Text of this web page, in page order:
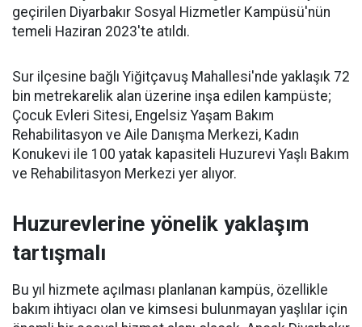
geçirilen Diyarbakır Sosyal Hizmetler Kampüsü'nün
temeli Haziran 2023'te atıldı.
Sur ilçesine bağlı Yiğitçavuş Mahallesi'nde yaklaşık 72
bin metrekarelik alan üzerine inşa edilen kampüste;
Çocuk Evleri Sitesi, Engelsiz Yaşam Bakım
Rehabilitasyon ve Aile Danışma Merkezi, Kadın
Konukevi ile 100 yatak kapasiteli Huzurevi Yaşlı Bakım
ve Rehabilitasyon Merkezi yer alıyor.
Huzurevlerine yönelik yaklaşım
tartışmalı
Bu yıl hizmete açılması planlanan kampüs, özellikle
bakım ihtiyacı olan ve kimsesi bulunmayan yaşlılar için